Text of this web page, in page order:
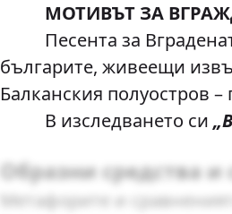
МОТИВЪТ ЗА
Песента за
българите, живеещи
Балканския полуостров
В изследването си
Образни средства и
Метафорите и